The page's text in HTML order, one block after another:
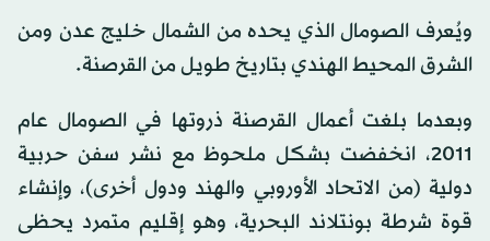
ويُعرف الصومال الذي يحده من الشمال خليج عدن ومن
الشرق المحيط الهندي بتاريخ طويل من القرصنة.
وبعدما بلغت أعمال القرصنة ذروتها في الصومال عام
2011، انخفضت بشكل ملحوظ مع نشر سفن حربية
دولية (من الاتحاد الأوروبي والهند ودول أخرى)، وإنشاء
قوة شرطة بونتلاند البحرية، وهو إقليم متمرد يحظى